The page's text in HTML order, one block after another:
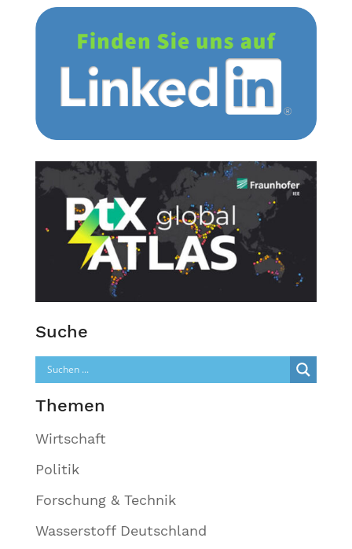
Suche
Themen
Wirtschaft
Politik
Forschung & Technik
Wasserstoff Deutschland